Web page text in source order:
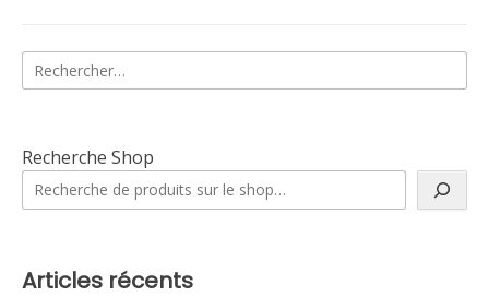
Rechercher :
Recherche Shop
Articles récents